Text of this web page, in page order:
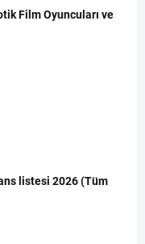
Film Oyuncuları ve
listesi 2026 (Tüm